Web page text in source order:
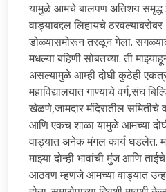
यामुळे आमचे बालपण अतिशय समृद्ध
वाड्याबद्दल लिहायचे
डोळ्यासमोरून तरळून गेला.
मधल्या बहिणी सोबतच्या. ती
असल्यामुळे आम्ही दोघी कुठेही
महाविद्यालयात गाण्याचे वर्ग,संघ
खेळणे,जामदार मंदिरातील समितीचे
आणि एकच शाळा यामुळे आमच्या
वाड्यात अनेक मंगल कार्य घडलेत.
माझ्या दोन्ही भावांची मुंज आणि
आठवण म्हणजे आमच्या वाड्यात